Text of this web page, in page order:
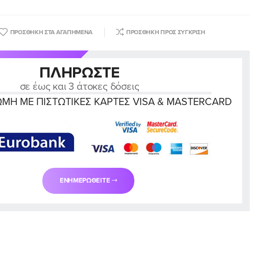
ΠΡΟΣΘΉΚΗ ΣΤΑ ΑΓΑΠΗΜΈΝΑ ΠΡΟΣΘΉΚΗ ΠΡΟΣ ΣΎΓΚΡΙΣΗ
ΠΛΗΡΏΣΤΕ
σε έως και 3 άτοκες δόσεις
ΜΕ ΠΙΣΤΩΤΙΚΈΣ ΚΆΡΤΕΣ VISA & MASTERCARD
ΕΝΗΜΕΡΩΘΕΊΤΕ